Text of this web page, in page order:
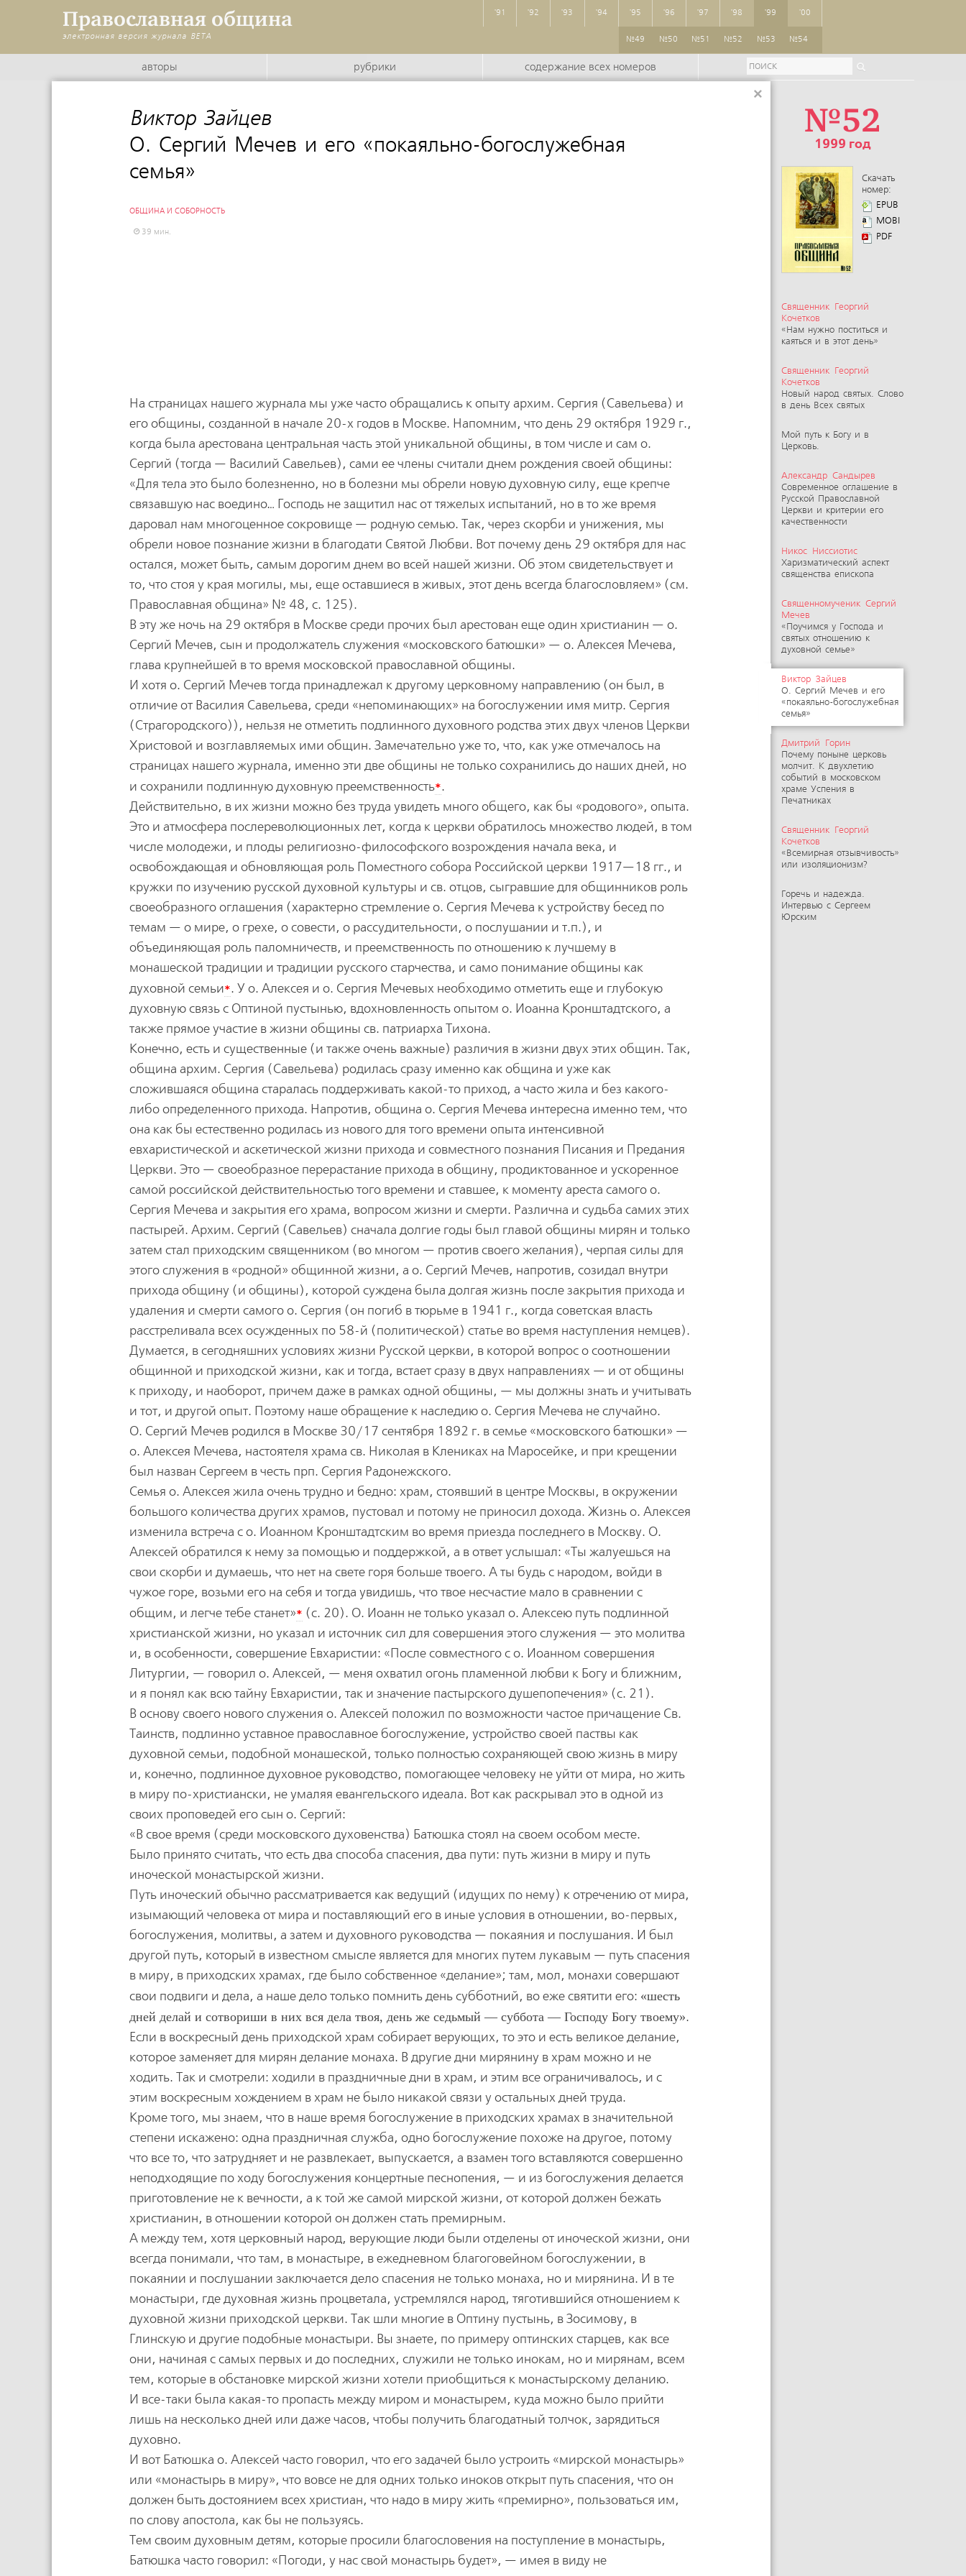
Православная община
электронная версия журнала BETA
'91 '92 '93 '94 '95 '96 '97 '98 '99
№49 №50 №51 №52 №53 №54
'00
авторы рубрики содержание всех номеров
№52
1999 год
Скачать
номер:
EPUB
MOBI
PDF
Священник Георгий
Кочетков
«Нам нужно поститься и
каяться и в этот день»
Священник Георгий
Кочетков
Новый народ святых. Слово
в день Всех святых
Мой путь к Богу и в
Церковь.
Александр Сандырев
Современное оглашение в
Русской Православной
Церкви и критерии его
качественности
Никос Ниссиотис
Харизматический аспект
священства епископа
Священномученик Сергий
Мечев
«Поучимся у Господа и
святых отношению к
духовной семье»
Виктор Зайцев
О. Сергий Мечев и его
«покаяльно-богослужебная
семья»
Дмитрий Горин
Почему поныне церковь
молчит. К двухлетию
событий в московском
храме Успения в
Печатниках
Священник Георгий
Кочетков
«Всемирная отзывчивость»
или изоляционизм?
Горечь и надежда.
Интервью с Сергеем
Юрским
Виктор Зайцев
О. Сергий Мечев и его «покаяльно-богослужебная
семья»
ОБЩИНА И СОБОРНОСТЬ
39 мин.
На страницах нашего журнала мы уже часто обращались к опыту архим. Сергия (Савельева) и
его общины, созданной в начале 20-х годов в Москве. Напомним, что день 29 октября 1929 г.,
когда была арестована центральная часть этой уникальной общины, в том числе и сам о.
Сергий (тогда — Василий Савельев), сами ее члены считали днем рождения своей общины:
«Для тела это было болезненно, но в болезни мы обрели новую духовную силу, еще крепче
связавшую нас воедино… Господь не защитил нас от тяжелых испытаний, но в то же время
даровал нам многоценное сокровище — родную семью. Так, через скорби и унижения, мы
обрели новое познание жизни в благодати Святой Любви. Вот почему день 29 октября для нас
остался, может быть, самым дорогим днем во всей нашей жизни. Об этом свидетельствует и
то, что стоя у края могилы, мы, еще оставшиеся в живых, этот день всегда благословляем» (см.
Православная община» № 48, с. 125).
В эту же ночь на 29 октября в Москве среди прочих был арестован еще один христианин — о.
Сергий Мечев, сын и продолжатель служения «московского батюшки» — о. Алексея Мечева,
глава крупнейшей в то время московской православной общины.
И хотя о. Сергий Мечев тогда принадлежал к другому церковному направлению (он был, в
отличие от Василия Савельева, среди «непоминающих» на богослужении имя митр. Сергия
(Страгородского)), нельзя не отметить подлинного духовного родства этих двух членов Церкви
Христовой и возглавляемых ими общин. Замечательно уже то, что, как уже отмечалось на
страницах нашего журнала, именно эти две общины не только сохранились до наших дней, но
и сохранили подлинную духовную преемственность*.
Действительно, в их жизни можно без труда увидеть много общего, как бы «родового», опыта.
Это и атмосфера послереволюционных лет, когда к церкви обратилось множество людей, в том
числе молодежи, и плоды религиозно-философского возрождения начала века, и
освобождающая и обновляющая роль Поместного собора Российской церкви 1917—18 гг., и
кружки по изучению русской духовной культуры и св. отцов, сыгравшие для общинников роль
своеобразного оглашения (характерно стремление о. Сергия Мечева к устройству бесед по
темам — о мире, о грехе, о совести, о рассудительности, о послушании и т.п.), и
объединяющая роль паломничеств, и преемственность по отношению к лучшему в
монашеской традиции и традиции русского старчества, и само понимание общины как
духовной семьи*. У о. Алексея и о. Сергия Мечевых необходимо отметить еще и глубокую
духовную связь с Оптиной пустынью, вдохновленность опытом о. Иоанна Кронштадтского, а
также прямое участие в жизни общины св. патриарха Тихона.
Конечно, есть и существенные (и также очень важные) различия в жизни двух этих общин. Так,
община архим. Сергия (Савельева) родилась сразу именно как община и уже как
сложившаяся община старалась поддерживать какой-то приход, а часто жила и без какого-
либо определенного прихода. Напротив, община о. Сергия Мечева интересна именно тем, что
она как бы естественно родилась из нового для того времени опыта интенсивной
евхаристической и аскетической жизни прихода и совместного познания Писания и Предания
Церкви. Это — своеобразное перерастание прихода в общину, продиктованное и ускоренное
самой российской действительностью того времени и ставшее, к моменту ареста самого о.
Сергия Мечева и закрытия его храма, вопросом жизни и смерти. Различна и судьба самих этих
пастырей. Архим. Сергий (Савельев) сначала долгие годы был главой общины мирян и только
затем стал приходским священником (во многом — против своего желания), черпая силы для
этого служения в «родной» общинной жизни, а о. Сергий Мечев, напротив, созидал внутри
прихода общину (и общины), которой суждена была долгая жизнь после закрытия прихода и
удаления и смерти самого о. Сергия (он погиб в тюрьме в 1941 г., когда советская власть
расстреливала всех осужденных по 58-й (политической) статье во время наступления немцев).
Думается, в сегодняшних условиях жизни Русской церкви, в которой вопрос о соотношении
общинной и приходской жизни, как и тогда, встает сразу в двух направлениях — и от общины
к приходу, и наоборот, причем даже в рамках одной общины, — мы должны знать и учитывать
и тот, и другой опыт. Поэтому наше обращение к наследию о. Сергия Мечева не случайно.
О. Сергий Мечев родился в Москве 30/17 сентября 1892 г. в семье «московского батюшки» —
о. Алексея Мечева, настоятеля храма св. Николая в Клениках на Маросейке, и при крещении
был назван Сергеем в честь прп. Сергия Радонежского.
Семья о. Алексея жила очень трудно и бедно: храм, стоявший в центре Москвы, в окружении
большого количества других храмов, пустовал и потому не приносил дохода. Жизнь о. Алексея
изменила встреча с о. Иоанном Кронштадтским во время приезда последнего в Москву. О.
Алексей обратился к нему за помощью и поддержкой, а в ответ услышал: «Ты жалуешься на
свои скорби и думаешь, что нет на свете горя больше твоего. А ты будь с народом, войди в
чужое горе, возьми его на себя и тогда увидишь, что твое несчастие мало в сравнении с
общим, и легче тебе станет»* (с. 20). О. Иоанн не только указал о. Алексею путь подлинной
христианской жизни, но указал и источник сил для совершения этого служения — это молитва
и, в особенности, совершение Евхаристии: «После совместного с о. Иоанном совершения
Литургии, — говорил о. Алексей, — меня охватил огонь пламенной любви к Богу и ближним,
и я понял как всю тайну Евхаристии, так и значение пастырского душепопечения» (с. 21).
В основу своего нового служения о. Алексей положил по возможности частое причащение Св.
Таинств, подлинно уставное православное богослужение, устройство своей паствы как
духовной семьи, подобной монашеской, только полностью сохраняющей свою жизнь в миру
и, конечно, подлинное духовное руководство, помогающее человеку не уйти от мира, но жить
в миру по-христиански, не умаляя евангельского идеала. Вот как раскрывал это в одной из
своих проповедей его сын о. Сергий:
«В свое время (среди московского духовенства) Батюшка стоял на своем особом месте.
Было принято считать, что есть два способа спасения, два пути: путь жизни в миру и путь
иноческой монастырской жизни.
Путь иноческий обычно рассматривается как ведущий (идущих по нему) к отречению от мира,
изымающий человека от мира и поставляющий его в иные условия в отношении, во-первых,
богослужения, молитвы, а затем и духовного руководства — покаяния и послушания. И был
другой путь, который в известном смысле является для многих путем лукавым — путь спасения
в миру, в приходских храмах, где было собственное «делание»; там, мол, монахи совершают
свои подвиги и дела, а наше дело только помнить день субботний, во еже святити его:
шесть
дней делай и сотвориши в них вся дела твоя, день же седьмый — суббота — Господу Богу твоему .
Если в воскресный день приходской храм собирает верующих, то это и есть великое делание,
которое заменяет для мирян делание монаха. В другие дни мирянину в храм можно и не
ходить. Так и смотрели: ходили в праздничные дни в храм, и этим все ограничивалось, и с
этим воскресным хождением в храм не было никакой связи у остальных дней труда.
Кроме того, мы знаем, что в наше время богослужение в приходских храмах в значительной
степени искажено: одна праздничная служба, одно богослужение похоже на другое, потому
что все то, что затрудняет и не развлекает, выпускается, а взамен того вставляются совершенно
неподходящие по ходу богослужения концертные песнопения, — и из богослужения делается
приготовление не к вечности, а к той же самой мирской жизни, от которой должен бежать
христианин, в отношении которой он должен стать премирным.
А между тем, хотя церковный народ, верующие люди были отделены от иноческой жизни, они
всегда понимали, что там, в монастыре, в ежедневном благоговейном богослужении, в
покаянии и послушании заключается дело спасения не только монаха, но и мирянина. И в те
монастыри, где духовная жизнь процветала, устремлялся народ, тяготившийся отношением к
духовной жизни приходской церкви. Так шли многие в Оптину пустынь, в Зосимову, в
Глинскую и другие подобные монастыри. Вы знаете, по примеру оптинских старцев, как все
они, начиная с самых первых и до последних, служили не только инокам, но и мирянам, всем
тем, которые в обстановке мирской жизни хотели приобщиться к монастырскому деланию.
И все-таки была какая-то пропасть между миром и монастырем, куда можно было прийти
лишь на несколько дней или даже часов, чтобы получить благодатный толчок, зарядиться
духовно.
И вот Батюшка о. Алексей часто говорил, что его задачей было устроить «мирской монастырь»
или «монастырь в миру», что вовсе не для одних только иноков открыт путь спасения, что он
должен быть достоянием всех христиан, что надо в миру жить «премирно», пользоваться им,
по слову апостола, как бы не пользуясь.
Тем своим духовным детям, которые просили благословения на поступление в монастырь,
Батюшка часто говорил: «Погоди, у нас свой монастырь будет», — имея в виду не
×